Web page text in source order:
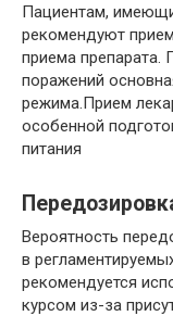
Пациентам,
рекомендуют
приема препарата.
поражений
режима.Прием
особенной
питания
Вероятность
в
рекомендуется
курсом из-за